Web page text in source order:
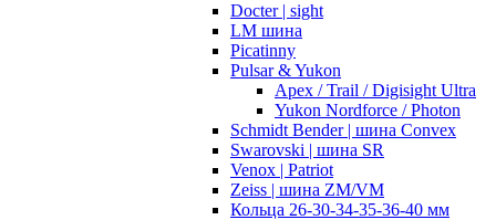
Docter | sight
LM шина
Picatinny
Pulsar & Yukon
Apex / Trail / Digisight Ultra
Yukon Nordforce / Photon
Schmidt Bender | шина Convex
Swarovski | шина SR
Venox | Patriot
Zeiss | шина ZM/VM
Кольца 26-30-34-35-36-40 мм